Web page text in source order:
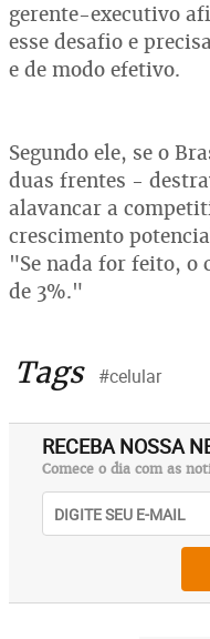
gerente-executivo
esse desafio e
e de modo efetivo.
Segundo ele, se o
duas frentes -
alavancar a
crescimento
"Se nada for feito, o
de 3%."
Tags #celular
RECEBA NOSSA
Comece o dia com as